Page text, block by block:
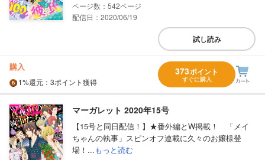
542
配信日：2020/06/19
試し読み
購入
1%還元 ：3ポイント獲得
373ポイント
すぐに購入
マーガレット 2020年15号
【15号と同日配信！】★番外編とW掲載！ 「メイ
ちゃんの執事」スピンオフ連載に久々のお嬢様登
場！...もっと読む